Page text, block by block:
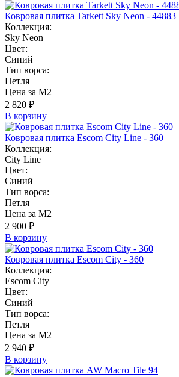
Ковровая плитка Tarkett Sky Neon - 44883
Коллекция:
Sky Neon
Цвет:
Синий
Тип ворса:
Петля
Цена за М2
2 820 ₽
В корзину
Ковровая плитка Escom City Line - 360
Коллекция:
City Line
Цвет:
Синий
Тип ворса:
Петля
Цена за М2
2 900 ₽
В корзину
Ковровая плитка Escom City - 360
Коллекция:
Escom City
Цвет:
Синий
Тип ворса:
Петля
Цена за М2
2 940 ₽
В корзину